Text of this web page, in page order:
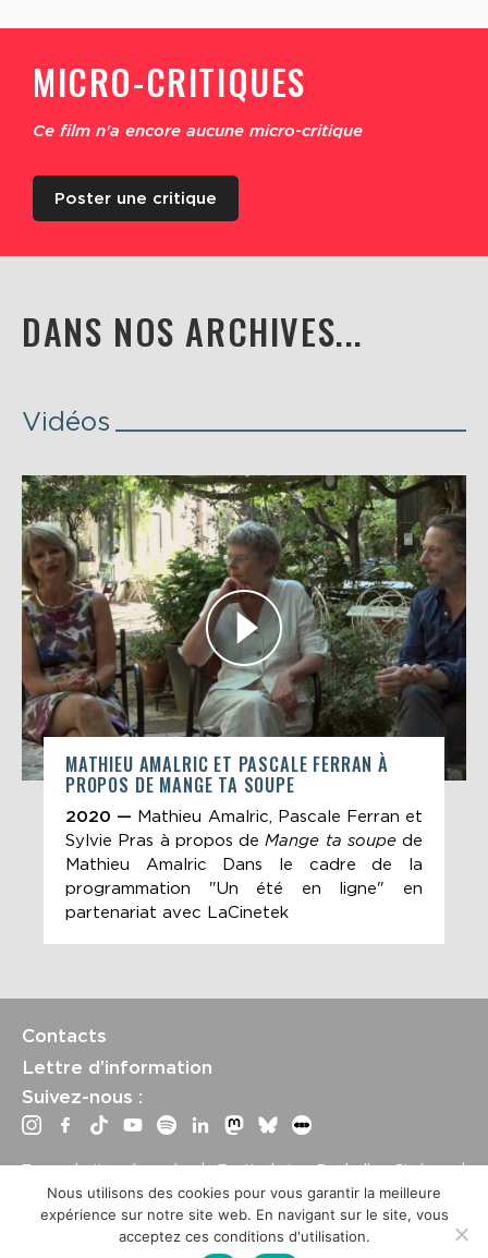
MICRO-CRITIQUES
Ce film n'a encore aucune micro-critique
Poster une critique
DANS NOS ARCHIVES...
Vidéos
MATHIEU AMALRIC ET PASCALE FERRAN À
PROPOS DE MANGE TA SOUPE
2020 — Mathieu Amalric, Pascale Ferran et
Sylvie Pras à propos deMange ta soupede
Mathieu Amalric Dans le cadre de la
programmation "Un été en ligne" en
partenariat avec LaCinetek
Contacts
Lettre d’information
Suivez-nous :
Tous droits réservés | Festival La Rochelle Cinéma |
International Film Festival – Mentions légales –Conditions
générales de vente
Crédits site : Marine Breton, design ;Etienne Delcambre,
Nous utilisons des cookies pour vous garantir la meilleure
expérience sur notre site web. En navigant sur le site, vous
acceptez ces conditions d'utilisation.